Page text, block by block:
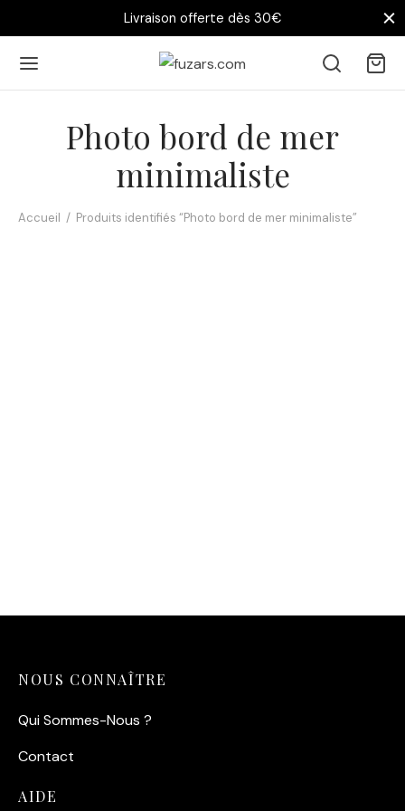
Livraison offerte dès 30€
Photo bord de mer
minimaliste
Accueil / Produits identifiés “Photo bord de mer minimaliste”
NOUS CONNAÎTRE
Qui Sommes-Nous ?
Contact
AIDE